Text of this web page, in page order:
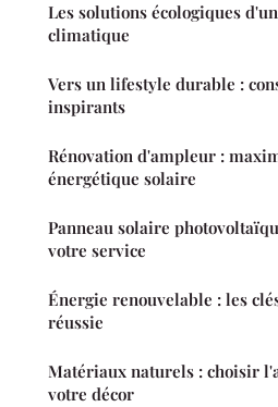
Les solutions écologiques
climatique
Vers un lifestyle durable :
inspirants
Rénovation d'ampleur :
énergétique solaire
Panneau solaire
votre service
Énergie renouvelable : les
réussie
Matériaux naturels : choisir
votre décor